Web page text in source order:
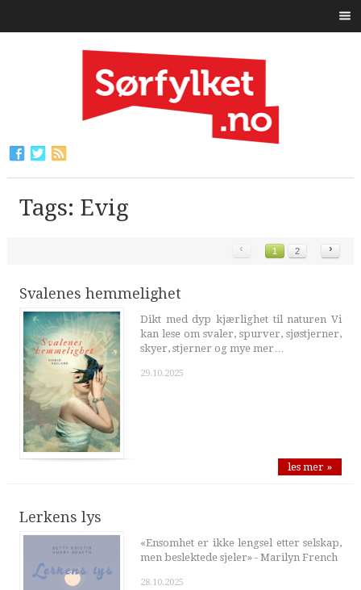
Tags: Evig
‹ 1 2 ›
Svalenes hemmelighet
Dikt med dyp kjærlighet til naturen Vi
kan lese om svaler, spurver, sjøstjerner,
skyer, stjerner og mye mer…
29.10.2025
les mer »
Lerkens lys
«Ensomhet er ikke lengsel etter selskap,
men beslektede sjeler» - Marilyn French
28.10.2025